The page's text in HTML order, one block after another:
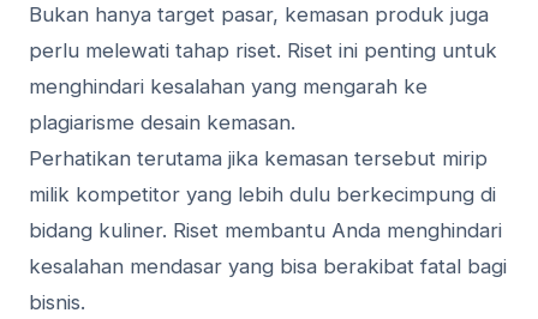
Bukan hanya target pasar, kemasan produk juga
perlu melewati tahap riset. Riset ini penting untuk
menghindari kesalahan yang mengarah ke
plagiarisme desain kemasan.
Perhatikan terutama jika kemasan tersebut mirip
milik kompetitor yang lebih dulu berkecimpung di
bidang kuliner. Riset membantu Anda menghindari
kesalahan mendasar yang bisa berakibat fatal bagi
bisnis.